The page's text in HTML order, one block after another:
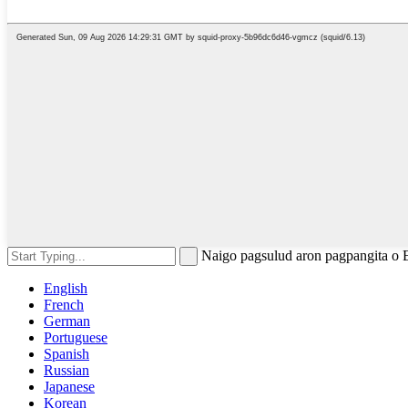
Naigo pagsulud aron pagpangita o
English
French
German
Portuguese
Spanish
Russian
Japanese
Korean